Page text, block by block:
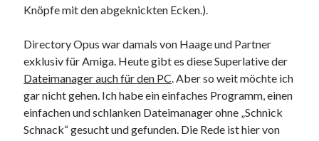
Knöpfe mit den abgeknickten Ecken.).
Directory Opus war damals von Haage und Partner
exklusiv für Amiga. Heute gibt es diese Superlative der
Dateimanager auch für den PC . Aber so weit möchte ich
gar nicht gehen. Ich habe ein einfaches Programm, einen
einfachen und schlanken Dateimanager ohne „Schnick
Schnack“ gesucht und gefunden. Die Rede ist hier von